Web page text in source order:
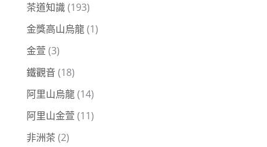
茶道知識(193)
金獎高山烏龍(1)
金萱 (3)
鐵觀音 (18)
阿里山烏龍(14)
阿里山金萱 (11)
非洲茶 (2)